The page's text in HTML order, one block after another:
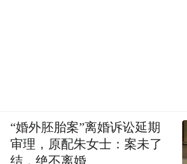
“婚外胚胎案”离婚诉讼延期
审理，原配朱女士：案未了
结，绝不离婚